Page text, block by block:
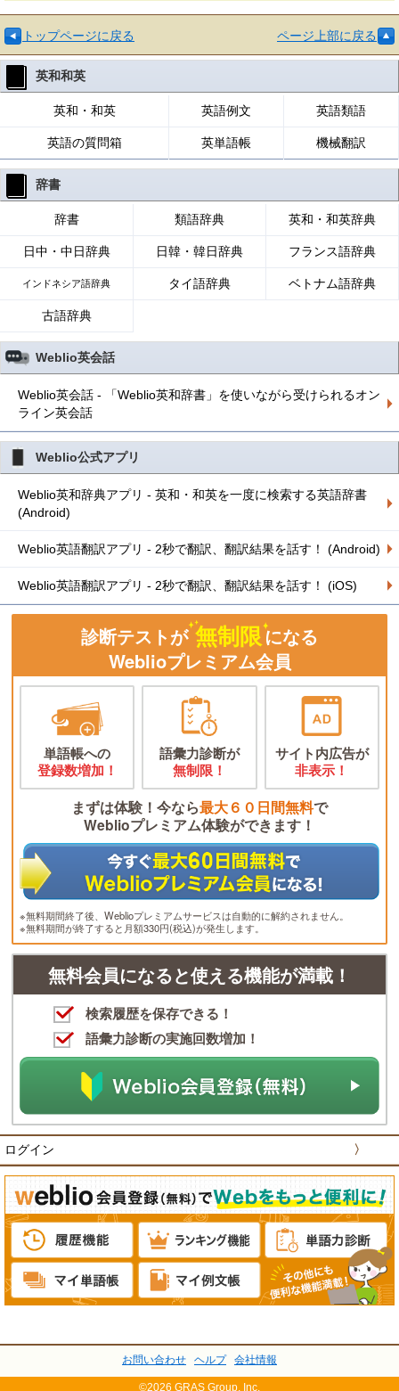
トップページに戻る ページ上部に戻る
英和和英
英和・和英 英語例文 英語類語
英語の質問箱 英単語帳 機械翻訳
辞書
辞書 類語辞典 英和・和英辞典
日中・中日辞典 日韓・韓日辞典 フランス語辞典
インドネシア語辞典 タイ語辞典 ベトナム語辞典
古語辞典
Weblio英会話
Weblio英会話 - 「Weblio英和辞書」を使いながら受けられるオン
ライン英会話
Weblio公式アプリ
Weblio英和辞典アプリ - 英和・和英を一度に検索する英語辞書
(Android)
Weblio英語翻訳アプリ - 2秒で翻訳、翻訳結果を話す！ (Android)
Weblio英語翻訳アプリ - 2秒で翻訳、翻訳結果を話す！ (iOS)
診断テストが 無制限になる
Weblioプレミアム会員
単語帳への
登録数増加！
語彙力診断が
無制限！
サイト内広告が
非表示！
まずは体験！今なら最大６０日間無料で
Weblioプレミアム体験ができます！
※無料期間終了後、Weblioプレミアムサービスは自動的に解約されません。
※無料期間が終了すると月額330円(税込)が発生します。
無料会員になると使える機能が満載！
検索履歴を保存できる！
語彙力診断の実施回数増加！
ログイン 〉
お問い合わせ ヘルプ 会社情報
©2026 GRAS Group, Inc.